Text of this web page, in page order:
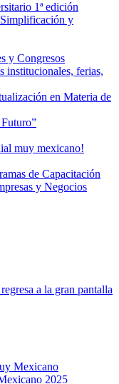
1ª edición
y
y Congresos
institucionales, ferias,
en Materia de
muy mexicano!
de Capacitación
y Negocios
a la gran pantalla
Mexicano
2025